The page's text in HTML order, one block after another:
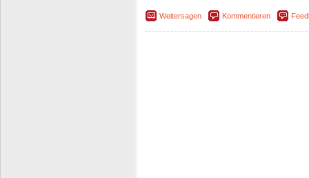
Weitersagen Kommentieren